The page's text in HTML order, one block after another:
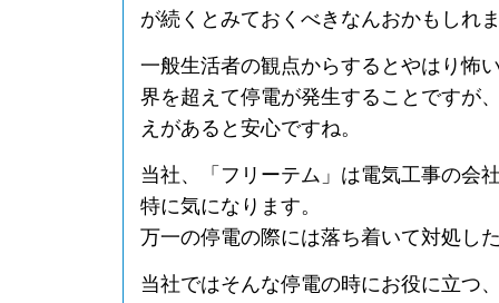
が続くとみておくべきなんおかもしれ
一般生活者の観点からするとやはり怖
界を超えて停電が発生することですが
えがあると安心ですね。
当社、「フリーテム」は電気工事の会
特に気になります。
万一の停電の際には落ち着いて対処し
当社ではそんな停電の時にお役に立つ